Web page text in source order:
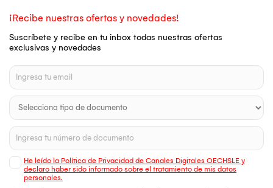
¡Recibe nuestras ofertas y novedades!
Suscríbete y recibe en tu inbox todas nuestras ofertas
exclusivas y novedades
He leído la Política de Privacidad de Canales Digitales OECHSLE y
declaro haber sido informado sobre el tratamiento de mis datos
personales.